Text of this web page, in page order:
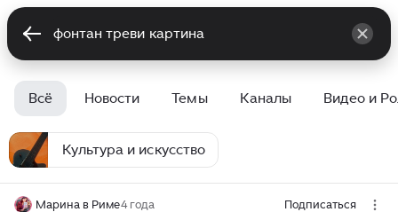
Всё Новости Темы Каналы Видео и
Культура и искусство
Марина в Риме4 года Подписаться